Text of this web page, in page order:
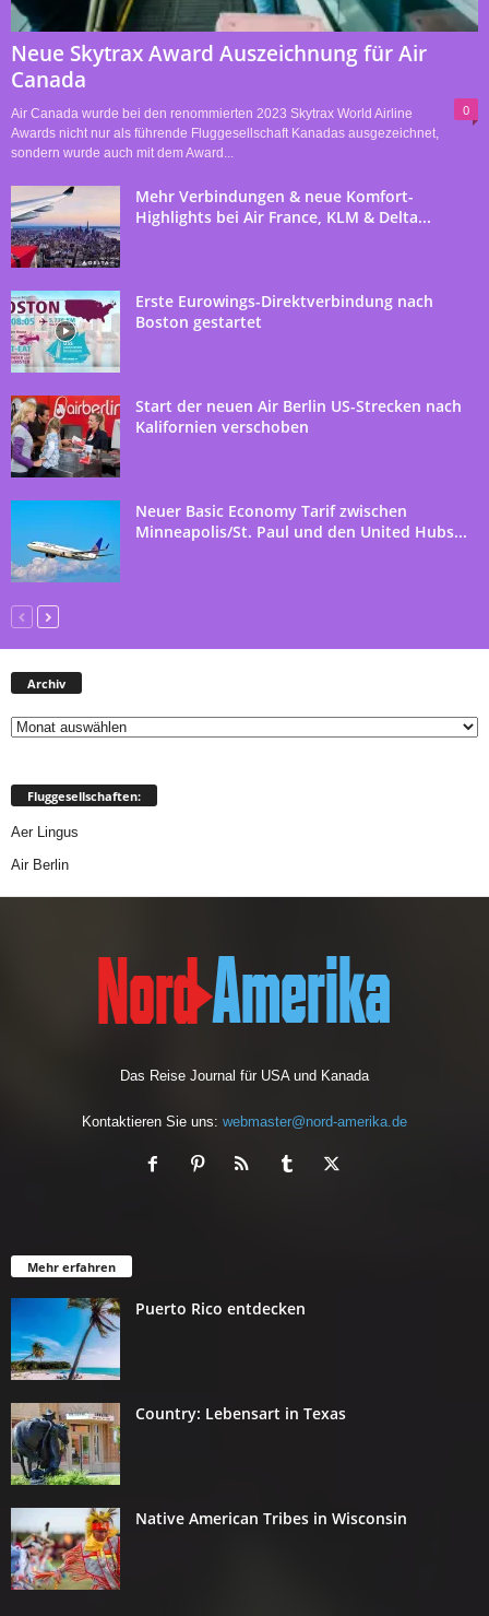
Neue Skytrax Award Auszeichnung für Air
Canada
0
Air Canada wurde bei den renommierten 2023 Skytrax World Airline
Awards nicht nur als führende Fluggesellschaft Kanadas ausgezeichnet,
sondern wurde auch mit dem Award...
Mehr Verbindungen & neue Komfort-
Highlights bei Air France, KLM & Delta...
Erste Eurowings-Direktverbindung nach
Boston gestartet
Start der neuen Air Berlin US-Strecken nach
Kalifornien verschoben
Neuer Basic Economy Tarif zwischen
Minneapolis/St. Paul und den United Hubs...
Archiv
Fluggesellschaften:
Aer Lingus
Air Berlin
Das Reise Journal für USA und Kanada
Kontaktieren Sie uns: webmaster@nord-amerika.de
Mehr erfahren
Puerto Rico entdecken
Country: Lebensart in Texas
Native American Tribes in Wisconsin